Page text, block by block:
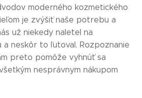
moderného kozmetického
je zvýšiť naše potrebu a
už niekedy naletel na
a neskôr to ľutoval. Rozpoznanie
preto pomôže vyhnúť sa
nesprávnym nákupom